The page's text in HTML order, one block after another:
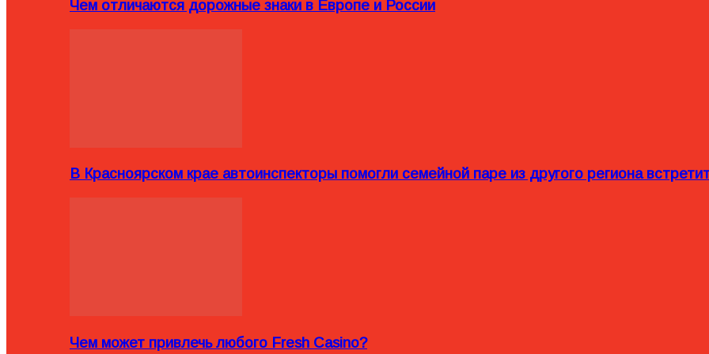
Чем отличаются дорожные знаки в Европе и России
В Красноярском крае автоинспекторы помогли семейной паре из другого региона
Чем может привлечь любого Fresh Casino?